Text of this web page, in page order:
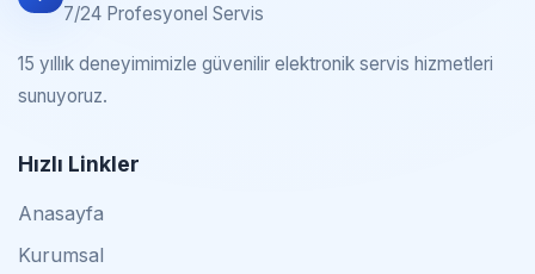
7/24 Profesyonel Servis
15 yıllık deneyimimizle güvenilir elektronik servis hizmetleri
sunuyoruz.
Hızlı Linkler
Anasayfa
Kurumsal